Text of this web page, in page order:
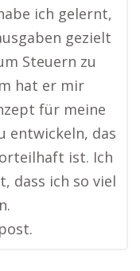
ich gelernt,
gezielt
Steuern zu
hat er mir
für meine
entwickeln, das
ist. Ich
dass ich so viel